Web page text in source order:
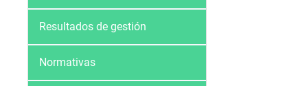
Resultados de gestión
Normativas